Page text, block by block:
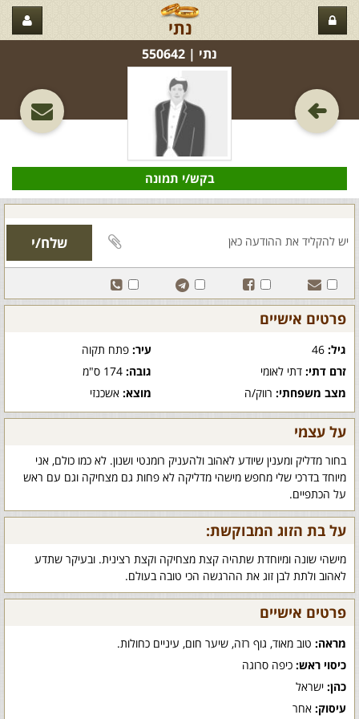
נתי
נתי‏ | 550642
בקש/י תמונה
פרטים אישיים
גיל: עיר:פתח תקוה
זרם דתי: דתי לאומי גובה:174 ס"מ
מצב משפחתי: רווק/ה מוצא:אשכנזי
על עצמי
בחור מדליק ומענין שיודע לאהוב ולהעניק רומנטי ושנון. לא כמו כולם, אני
מיוחד בדרכי שלי מחפש מישהי מדליקה לא פחות גם מצחיקה וגם עם ראש
על הכתפיים.
על בת הזוג המבוקשת:
מישהי שונה ומיוחדת שתהיה קצת מצחיקה וקצת רצינית. ובעיקר שתדע
לאהוב ולתת לבן זוג את ההרגשה הכי טובה בעולם.
פרטים אישיים
מראה: טוב מאוד, גוף רזה, שיער חום, עיניים כחולות.
כיסוי ראש: כיפה סרוגה
כהן: ישראל
עיסוק: אחר